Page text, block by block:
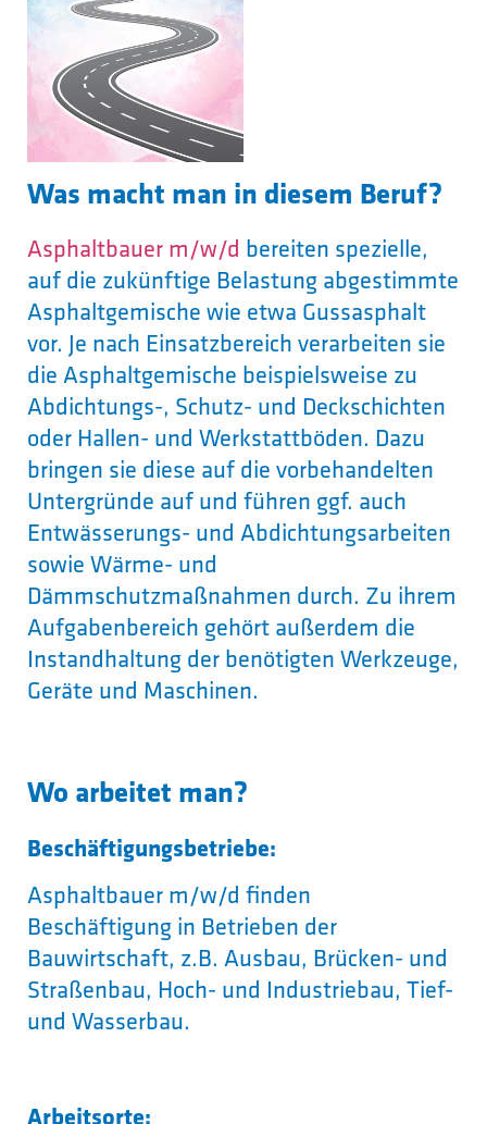
Was macht man in diesem Beruf?
Asphaltbauer m/w/d bereiten spezielle,
auf die zukünftige Belastung abgestimmte
Asphaltgemische wie etwa Gussasphalt
vor. Je nach Einsatzbereich verarbeiten sie
die Asphaltgemische beispielsweise zu
Abdichtungs-, Schutz- und Deckschichten
oder Hallen- und Werkstattböden. Dazu
bringen sie diese auf die vorbehandelten
Untergründe auf und führen ggf. auch
Entwässerungs- und Abdichtungsarbeiten
sowie Wärme- und
Dämmschutzmaßnahmen durch. Zu ihrem
Aufgabenbereich gehört außerdem die
Instandhaltung der benötigten Werkzeuge,
Geräte und Maschinen.
Wo arbeitet man?
Beschäftigungsbetriebe:
Asphaltbauer m/w/d finden
Beschäftigung in Betrieben der
Bauwirtschaft, z.B. Ausbau, Brücken- und
Straßenbau, Hoch- und Industriebau, Tief-
und Wasserbau.
Arbeitsorte: